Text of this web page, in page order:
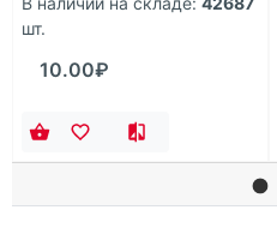
шт.
10.00₽